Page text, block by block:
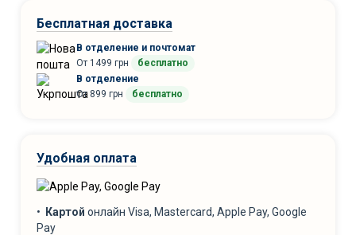
Бесплатная доставка
В отделение и почтомат
От 1499 грн
бесплатно
В отделение
От 899 грн
бесплатно
Удобная оплата
• Картой онлайн Visa, Mastercard, Apple Pay, Google
Pay